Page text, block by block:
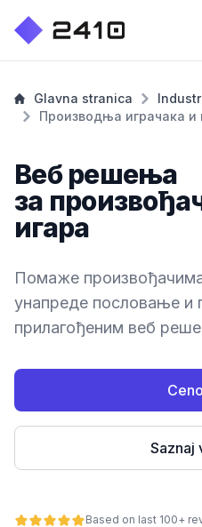
Glavna stranica
Производња играчака и
Веб решења
за
игара
Помаже
унапреде пословање и
прилагођеним веб
Saznaj
Based on last 100+